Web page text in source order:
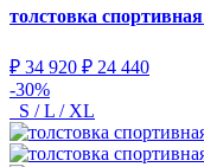
толстовка спортивная
₽ 34 920 ₽ 24 440
-30%
S / L / XL